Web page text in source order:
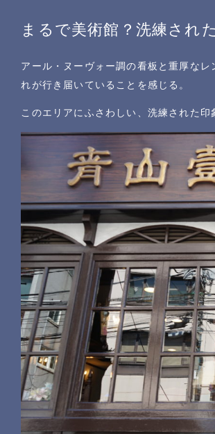
まるで美術館？洗練され
アール・ヌーヴォー調の看板と重厚な
れが行き届いていることを感じる。
このエリアにふさわしい、洗練された印